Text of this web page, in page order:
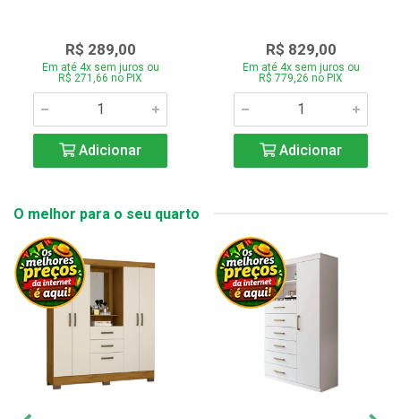
R$ 289,00
Em até 4x sem juros ou
R$ 271,66 no PIX
Adicionar
R$ 829,00
Em até 4x sem juros ou
R$ 779,26 no PIX
Adicionar
O melhor para o seu quarto